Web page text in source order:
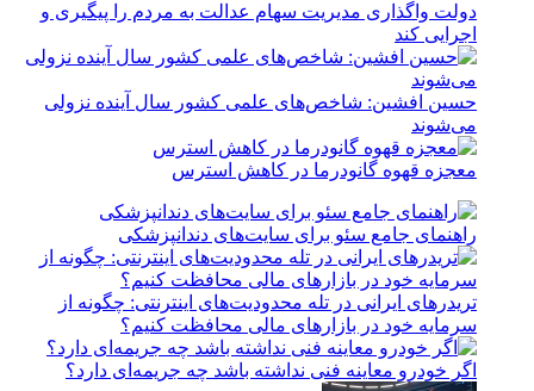
دولت واگذاری مدیریت سهام عدالت به مردم را پیگیری و
اجرایی کند
حسین افشین: شاخص‌های علمی کشور سال آینده نزولی
می‌شوند
معجزه قهوه گانودرما در کاهش استرس
راهنمای جامع سئو برای سایت‌های دندانپزشکی
تریدرهای ایرانی در تله محدودیت‌های اینترنتی: چگونه از
سرمایه خود در بازارهای مالی محافظت کنیم؟
اگر خودرو معاینه فنی نداشته باشد چه جریمه‌ای دارد؟